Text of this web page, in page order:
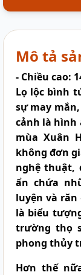
Mô tả
- Chiều cao:
Lọ lộc bình
sự may
cảnh là hình
mùa Xuân
không đơn
nghệ thuật,
ẩn chứa
luyện và răn
là biểu
trường thọ
phong thủy
Hơn thế